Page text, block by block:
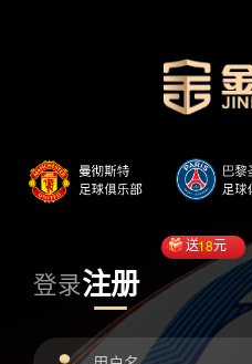
登录注册
送18元